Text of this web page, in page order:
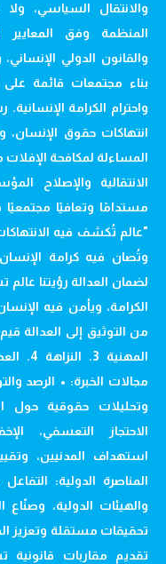
والانتقال السياسي،
المنظمة وفق المعايير
والقانون الدولي
بناء مجتمعات قائمة على
واحترام الكرامة
انتهاكات حقوق الإنسان،
المساءلة لمكافحة
الانتقالية والإصلاح
مستدامًا وتعافيًا مجتمعيًا
"عالم تُكشف فيه
وتُصان فيه كرامة
لضمان العدالة رؤيتنا
الكرامة، ويأمن فيه
مجالات الخبرة: • الرصد
وتحليلات حقوقية حول
الاحتجاز التعسفي،
استهداف المدنيين،
المناصرة الدولية:
والهيئات الدولية،
تحقيقات مستقلة وتعزيز
تقديم مقاربات